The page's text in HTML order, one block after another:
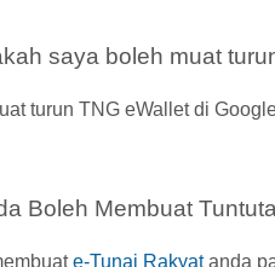
saya boleh muat
turun TNG eWallet di
Boleh Membuat
e-Tunai Rakyatanda